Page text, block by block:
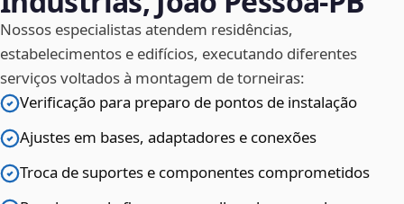
Nossos especialistas atendem residências,
estabelecimentos e edifícios, executando diferentes
serviços voltados à montagem de torneiras:
Verificação para preparo de pontos de instalação
Ajustes em bases, adaptadores e conexões
Troca de suportes e componentes comprometidos